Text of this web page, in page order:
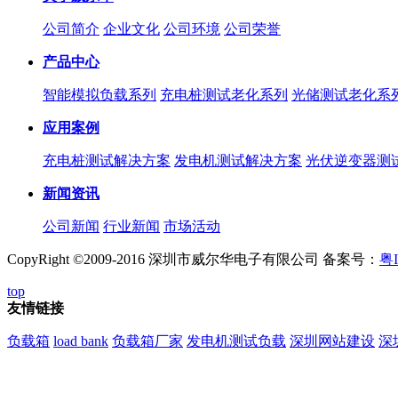
公司简介 企业文化 公司环境 公司荣誉
产品中心
智能模拟负载系列 充电桩测试老化系列 光储测试老化系
应用案例
充电桩测试解决方案 发电机测试解决方案 光伏逆变器测
新闻资讯
公司新闻 行业新闻 市场活动
CopyRight ©2009-2016 深圳市威尔华电子有限公司 备案号： 粤
top
友情链接
负载箱 load bank 负载箱厂家 发电机测试负载 深圳网站建设 深